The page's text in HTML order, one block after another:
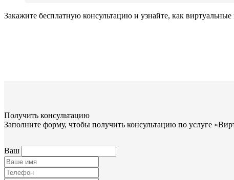
Закажите бесплатную консультацию и узнайте, как
Получить консультацию
Заполните форму, чтобы получить консультацию по услуге
Ваш